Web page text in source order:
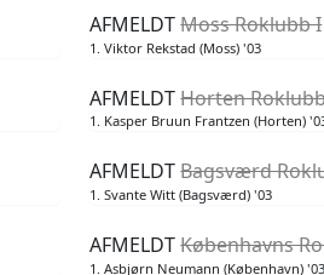
AFMELDTMoss Roklubb I
1. Viktor Rekstad (Moss) '03
AFMELDTHorten
1. Kasper Bruun Frantzen (Horten)
AFMELDTBagsværd
1. Svante Witt (Bagsværd) '03
AFMELDTKøbenhavns
1. Asbjørn Neumann (København) '03